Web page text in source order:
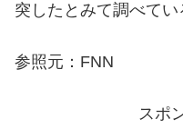
突したとみて調べてい
参照元：FNN
スポ